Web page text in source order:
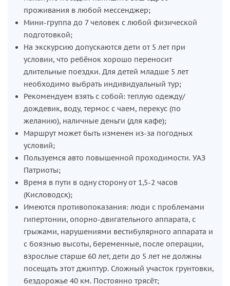
проживания в любой мессенджер;
Мини-группа до 7 человек с любой физической
подготовкой;
На экскурсию допускаются дети от 5 лет при
условии, что ребёнок хорошо переносит
длительные поездки. Для детей младше 5 лет
необходимо выбрать индивидуальный тур;
Рекомендуем взять с собой: теплую одежду/
дождевик, воду, термос с чаем, перекус (по
желанию), наличные деньги (для кафе);
Маршрут может быть изменен из-за погодных
условий;
Пользуемся авто повышенной проходимости. УАЗ
Патриоты;
Время в пути в одну сторону от 1,5-2 часов
(Кисловодск);
Имеются противопоказания: люди с проблемами
гипертонии, опорно-двигательного аппарата, с
грыжами, нарушениями вестибулярного аппарата и
с боязнью высоты, беременные, после операции,
взрослые старше 60 лет, дети до 5 лет не должны
посещать этот джиптур. Сложный участок грунтовки,
бездорожье 40 км. Постоянно трясёт;